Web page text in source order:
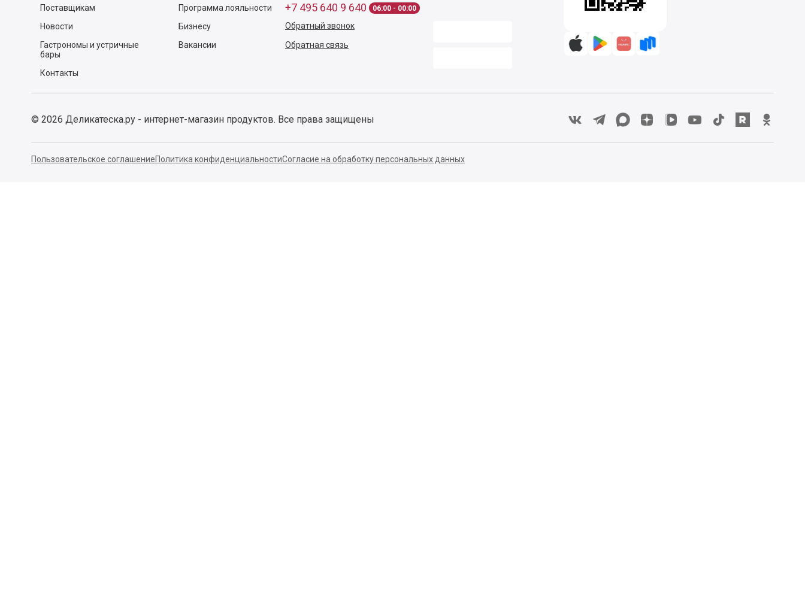
Поставщикам
Новости
Гастрономы и устричные
бары
Контакты
Программа лояльности
Бизнесу
Вакансии
+7 495 640 9 640 06:00 - 00:00
Обратный звонок
Обратная связь
© 2026 Деликатеска.ру - интернет-магазин продуктов. Все права защищены
Пользовательское соглашениеПолитика конфиденциальностиСогласие на обработку персональных данных